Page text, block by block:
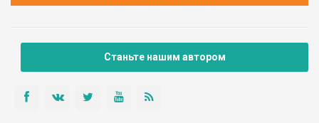
Станьте нашим автором